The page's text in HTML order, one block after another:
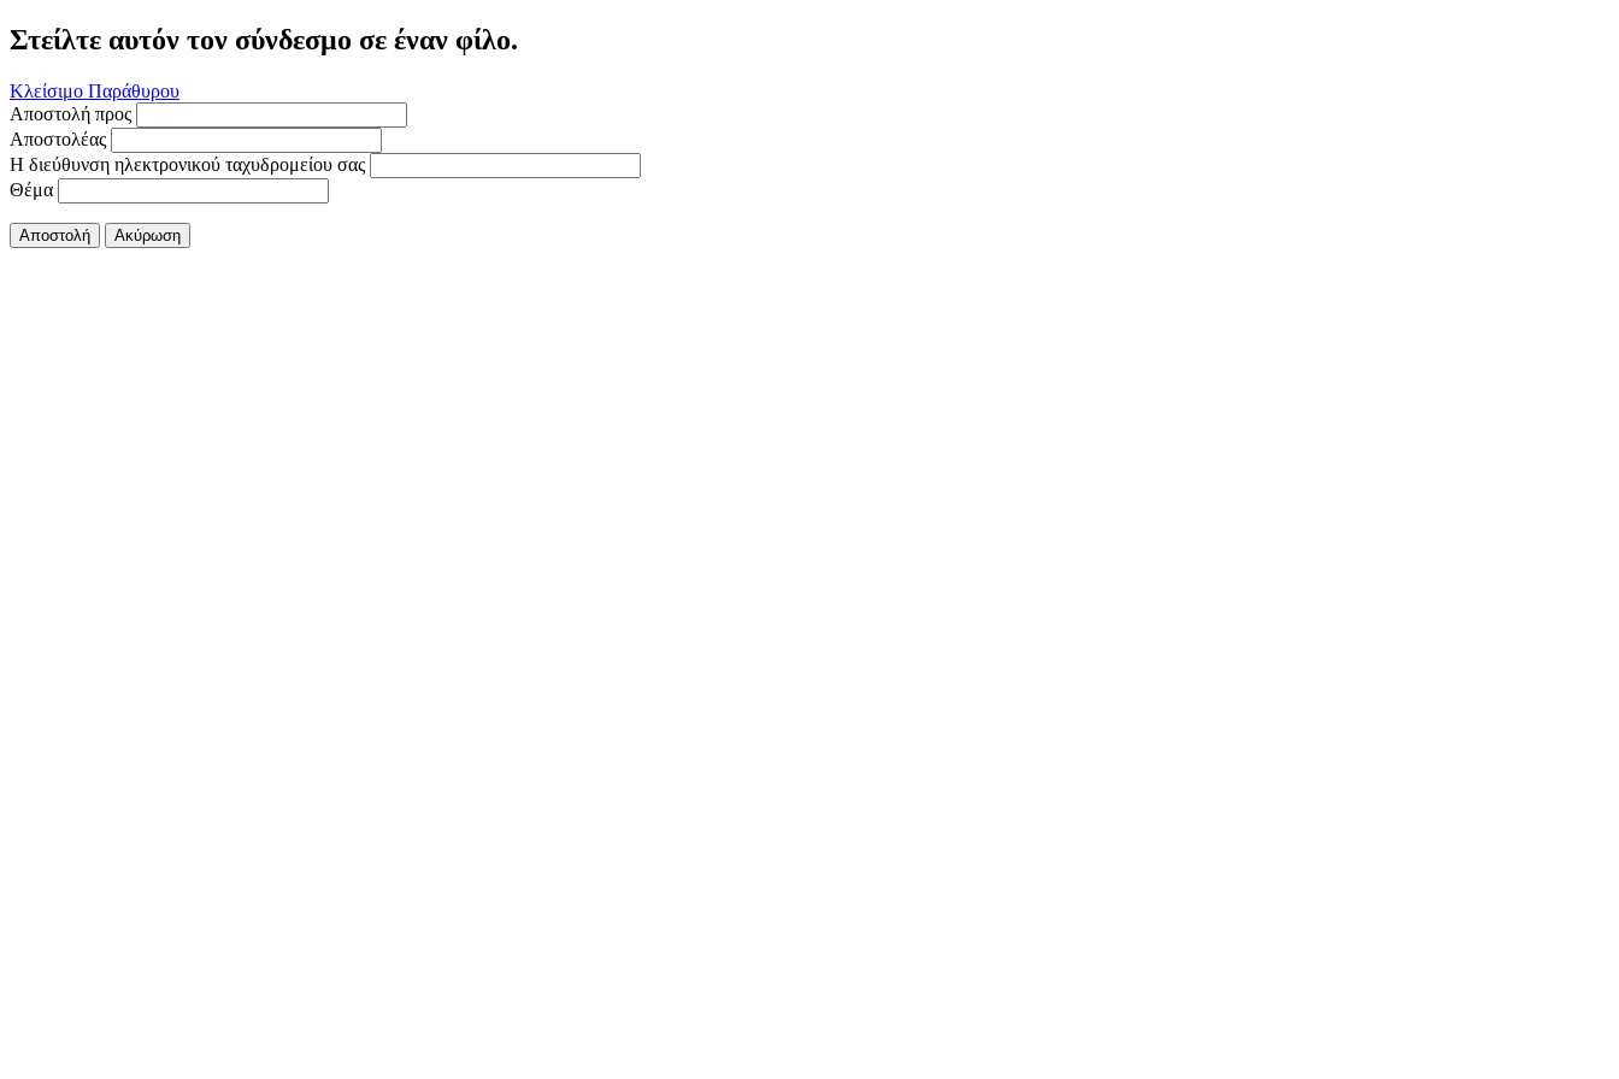
Στείλτε αυτόν τον σύνδεσμο σε έναν φίλο.
Κλείσιμο Παράθυρου
Αποστολή προς
Αποστολέας
Η διεύθυνση ηλεκτρονικού ταχυδρομείου σας
Θέμα
Αποστολή Ακύρωση